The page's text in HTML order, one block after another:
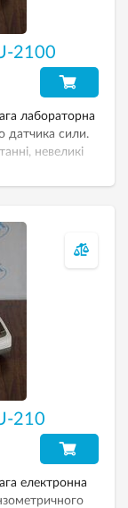
2100
лабораторна
датчика сили.
невеликі
210
електронна